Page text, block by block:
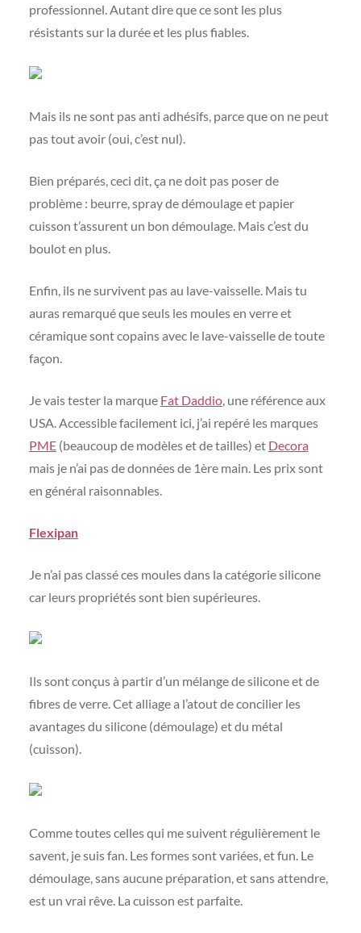
professionnel. Autant dire que ce sont les plus
résistants sur la durée et les plus fiables.
Mais ils ne sont pas anti adhésifs, parce que on ne peut
pas tout avoir (oui, c’est nul).
Bien préparés, ceci dit, ça ne doit pas poser de
problème : beurre, spray de démoulage et papier
cuisson t’assurent un bon démoulage. Mais c’est du
boulot en plus.
Enfin, ils ne survivent pas au lave-vaisselle. Mais tu
auras remarqué que seuls les moules en verre et
céramique sont copains avec le lave-vaisselle de toute
façon.
Je vais tester la marque Fat Daddio, une référence aux
USA. Accessible facilement ici, j’ai repéré les marques
PME(beaucoup de modèles et de tailles) et Decora
mais je n’ai pas de données de 1ère main. Les prix sont
en général raisonnables.
Flexipan
Je n’ai pas classé ces moules dans la catégorie silicone
car leurs propriétés sont bien supérieures.
Ils sont conçus à partir d’un mélange de silicone et de
fibres de verre. Cet alliage a l’atout de concilier les
avantages du silicone (démoulage) et du métal
(cuisson).
Comme toutes celles qui me suivent régulièrement le
savent, je suis fan. Les formes sont variées, et fun. Le
démoulage, sans aucune préparation, et sans attendre,
est un vrai rêve. La cuisson est parfaite.